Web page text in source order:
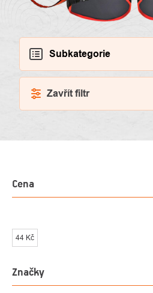
Subkategorie
Zavřít filtr
Cena
44 Kč
Značky
VÝPIS
PRODUKTŮ